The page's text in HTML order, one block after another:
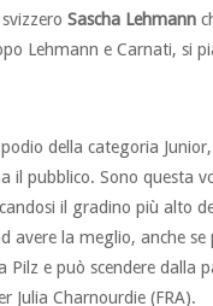
Sascha Lehmann
Lehmann e Carnati, si
della categoria
il pubblico. Sono questa
il gradino più alto
avere la meglio, anche se
Pilz e può scendere dalla
Charnourdie (FRA).